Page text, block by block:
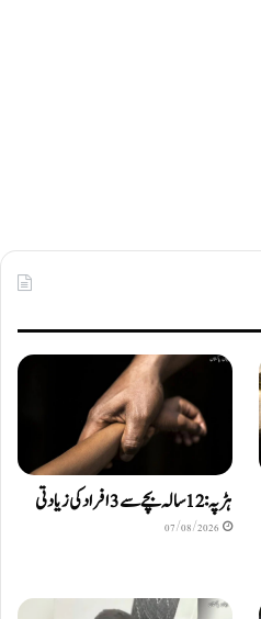
ہڑپہ: 12 سالہ بچے سے 3 افراد کی زیادتی
07/08/2026